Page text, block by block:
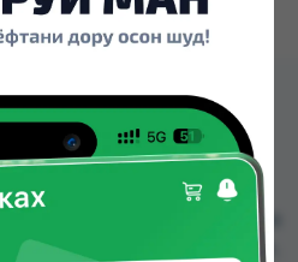
СИРОП
купить или заказать в
Абубакри Карим,